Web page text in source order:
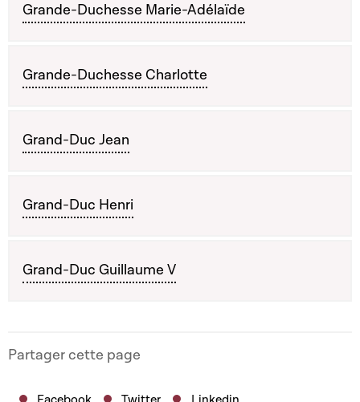
Grande-Duchesse Marie-Adélaïde
Grande-Duchesse Charlotte
Grand-Duc Jean
Grand-Duc Henri
Grand-Duc Guillaume V
Partager cette page